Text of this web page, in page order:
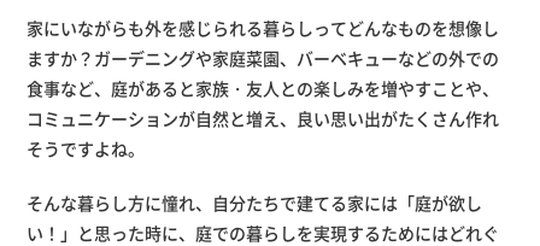
家にいながらも外を感じられる暮らしってどんなものを想像し
ますか？ガーデニングや家庭菜園、バーベキューなどの外での
食事など、庭があると家族・友人との楽しみを増やすことや、
コミュニケーションが自然と増え、良い思い出がたくさん作れ
そうですよね。
そんな暮らし方に憧れ、自分たちで建てる家には「庭が欲し
い！」と思った時に、庭での暮らしを実現するためにはどれぐ